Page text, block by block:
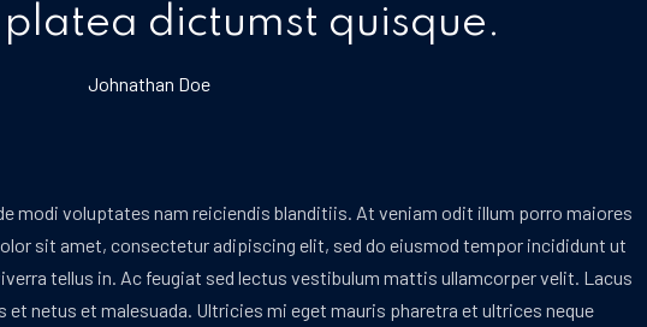
dictumst quisque.
Johnathan Doe
modi voluptates nam reiciendis blanditiis. At veniam odit illum porro maiores
sit amet, consectetur adipiscing elit, sed do eiusmod tempor incididunt ut
tellus in. Ac feugiat sed lectus vestibulum mattis ullamcorper velit. Lacus
netus et malesuada. Ultricies mi eget mauris pharetra et ultrices neque